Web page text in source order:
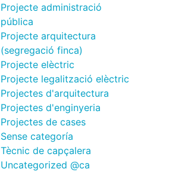
Projecte administració
pública
Projecte arquitectura
(segregació finca)
Projecte elèctric
Projecte legalització elèctric
Projectes d'arquitectura
Projectes d'enginyeria
Projectes de cases
Sense categoría
Tècnic de capçalera
Uncategorized @ca